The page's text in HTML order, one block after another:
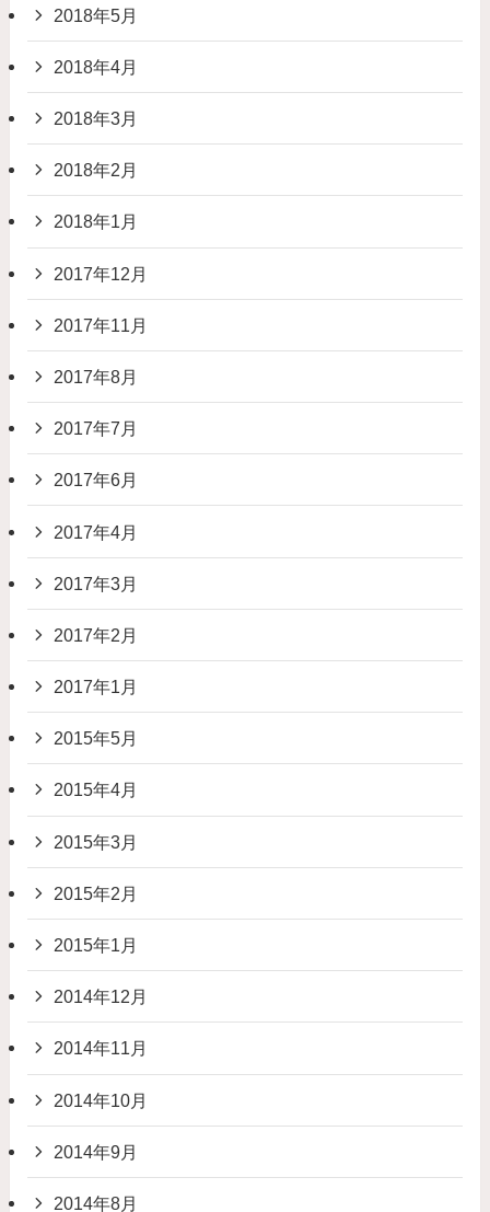
2018年5月
2018年4月
2018年3月
2018年2月
2018年1月
2017年12月
2017年11月
2017年8月
2017年7月
2017年6月
2017年4月
2017年3月
2017年2月
2017年1月
2015年5月
2015年4月
2015年3月
2015年2月
2015年1月
2014年12月
2014年11月
2014年10月
2014年9月
2014年8月